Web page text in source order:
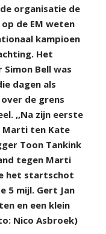
organisatie de
de EM weten
kampioen
Het
Bell was
dagen als
de grens
,,Na zijn eerste
Marti ten Kate
Toon Tankink
tegen Marti
het startschot
5 mijl. Gert Jan
en een klein
Nico Asbroek)